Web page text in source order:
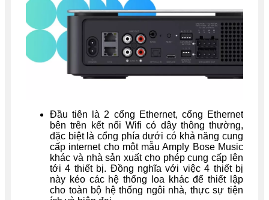
Đầu tiên là 2 cổng Ethernet, cổng Ethernet
bên trên kết nối Wifi có dây thông thường,
đặc biệt là cổng phía dưới có khả năng cung
cấp internet cho một mẫu Amply Bose Music
khác và nhà sản xuất cho phép cung cấp lên
tới 4 thiết bị. Đồng nghĩa với việc 4 thiết bị
này kéo các hệ thống loa khác để thiết lập
cho toàn bộ hệ thống ngôi nhà, thực sự tiện